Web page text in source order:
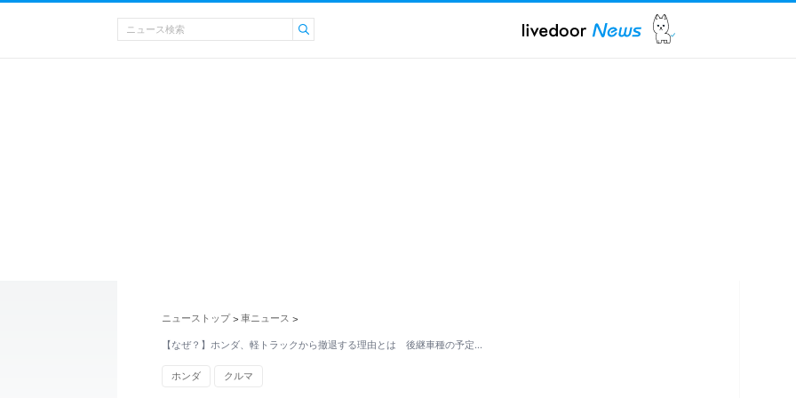
ニューストップ > 車ニュース >
【なぜ？】ホンダ、軽トラックから撤退する理由とは 後継車種の予定…
ホンダ クルマ